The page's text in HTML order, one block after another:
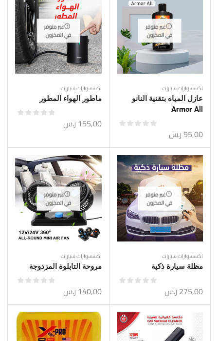
غير متوفر
في المخزون
اكسسوارات سيارات
عازل المياه بتقنية النانو
Armor All
95,00ر.س
غير متوفر
في المخزون
اكسسوارات سيارات
ماطور الهواء المطور
155,00 ر.س
غير متوفر
في المخزون
اكسسوارات سيارات
مظلة سيارة ذكية
275,00 ر.س
غير متوفر
في المخزون
اكسسوارات سيارات
مروحة التابلوة المزدوجة
140,00 ر.س